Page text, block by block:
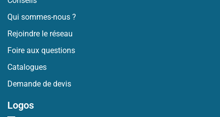
Qui sommes-nous ?
Rejoindre le réseau
Foire aux questions
Catalogues
Demande de devis
Logos